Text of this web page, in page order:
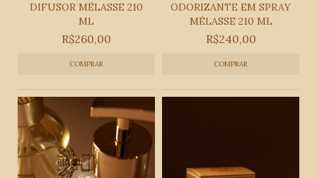
DIFUSOR MÉLASSE 210
ML
R$260,00
ODORIZANTE EM SPRAY
MÉLASSE 210 ML
R$240,00